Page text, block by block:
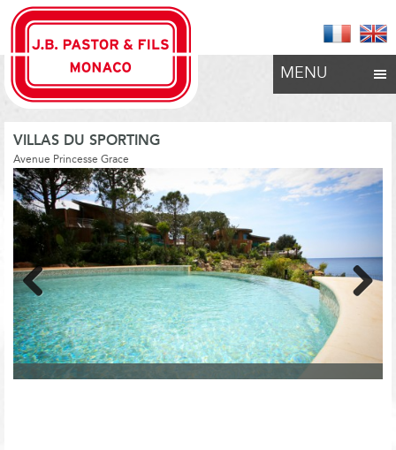
MENU
VILLAS DU SPORTING
Avenue Princesse Grace
Previous